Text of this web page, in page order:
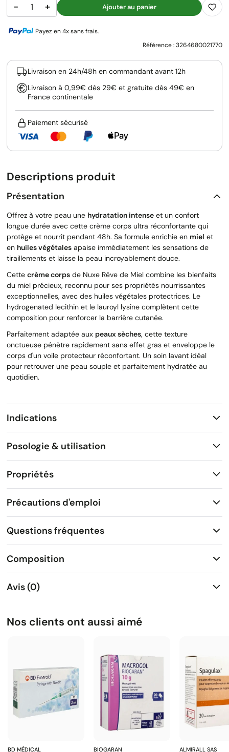
− + Ajouter au panier
Payez en 4x sans frais.
Référence :3264680021770
Livraison en 24h/48h en commandant avant 12h
Livraison à 0,99€ dès 29€ et gratuite dès 49€ en
France continentale
Paiement sécurisé
Descriptions produit
Présentation
Offrez à votre peau une hydratation intense et un confort
longue durée avec cette crème corps ultra réconfortante qui
protège et nourrit pendant 48h. Sa formule enrichie en miel et
en huiles végétales apaise immédiatement les sensations de
tiraillements et laisse la peau incroyablement douce.
Cette crème corps de Nuxe Rêve de Miel combine les bienfaits
du miel précieux, reconnu pour ses propriétés nourrissantes
exceptionnelles, avec des huiles végétales protectrices. Le
hydrogenated lecithin et le lauroyl lysine complètent cette
composition pour renforcer la barrière cutanée.
Parfaitement adaptée aux peaux sèches, cette texture
onctueuse pénètre rapidement sans effet gras et enveloppe le
corps d'un voile protecteur réconfortant. Un soin lavant idéal
pour retrouver une peau souple et parfaitement hydratée au
quotidien.
Indications
Posologie & utilisation
Propriétés
Précautions d'emploi
Questions fréquentes
Composition
Avis (0)
Nos clients ont aussi aimé
BD MÉDICAL BIOGARAN ALMIRALL SAS